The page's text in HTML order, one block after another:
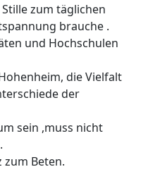
zum täglichen
brauche .
und Hochschulen
die Vielfalt
der
sein ,muss nicht
Beten.